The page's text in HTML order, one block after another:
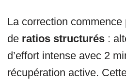
La correction commence
de ratios structurés :
d’effort intense avec 2
récupération active.